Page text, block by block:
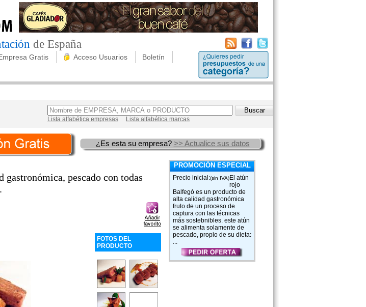
de España
Gratis Acceso Usuarios Boletín
Lista alfabética empresas
Lista alfabética marcas
¿Es esta su empresa? >> Actualice sus datos
pescado con todas
FOTOS DEL
PRODUCTO
PROMOCIÓN ESPECIAL
Precio inicial:(sin IVA)El atún
rojo
Balfegó es un producto de
alta calidad gastronómica
fruto de un proceso de
captura con las técnicas
más sostebnibles. este atún
se alimenta solamente de
pescado, propio de su dieta:
...